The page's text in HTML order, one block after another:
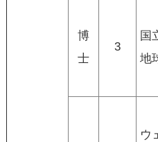
博
士
3
国
地
ウ